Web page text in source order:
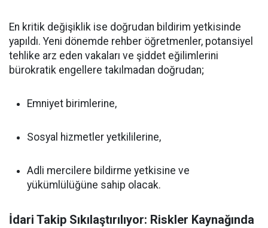
En kritik değişiklik ise doğrudan bildirim yetkisinde
yapıldı. Yeni dönemde rehber öğretmenler, potansiyel
tehlike arz eden vakaları ve şiddet eğilimlerini
bürokratik engellere takılmadan doğrudan;
Emniyet birimlerine,
Sosyal hizmetler yetkililerine,
Adli mercilere bildirme yetkisine ve
yükümlülüğüne sahip olacak.
İdari Takip Sıkılaştırılıyor: Riskler Kaynağında